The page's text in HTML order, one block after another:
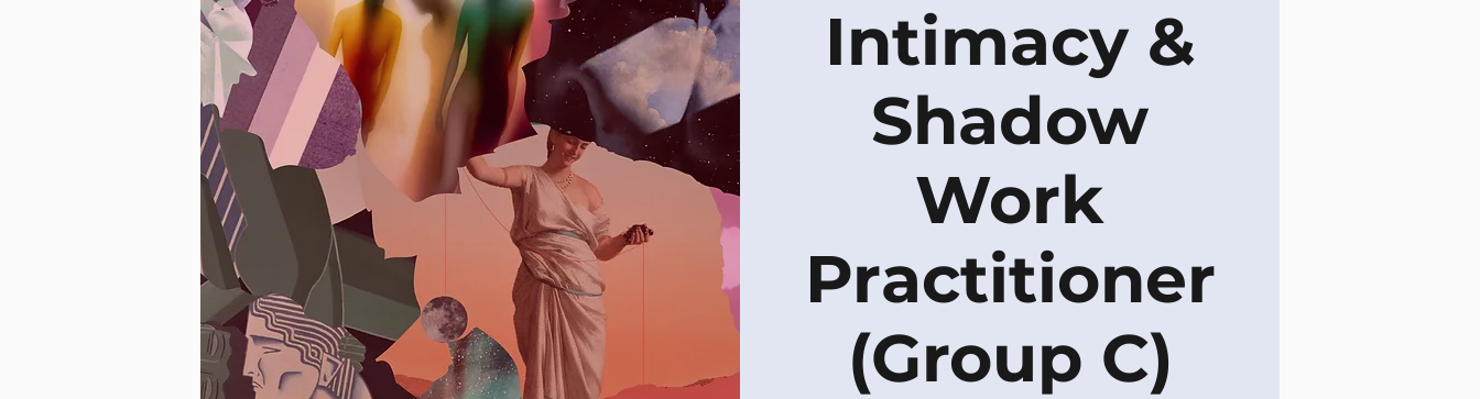
Intimacy &
Shadow
Work
Practitioner
(Group C)